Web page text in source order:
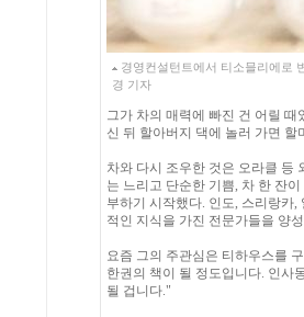
경영컨설턴트에서 티소믈리에로
경 기자
그가 차의 매력에 빠진 건 어릴
신 뒤 할아버지 댁에 놀러 가면
차와 다시 조우한 것은 오라클 등
는 느리고 단순한 기쁨, 차 한 잔
부하기 시작했다. 인도, 스리랑카
적인 지식을 가진 전문가들을 양
요즘 그의 주관심은 티하우스를
한권의 책이 될 정도입니다. 인사
될 겁니다."